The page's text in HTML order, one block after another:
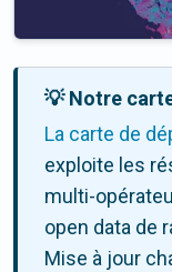
💡 Notre
La carte de
exploite les
multi-
open data de
Mise à jour